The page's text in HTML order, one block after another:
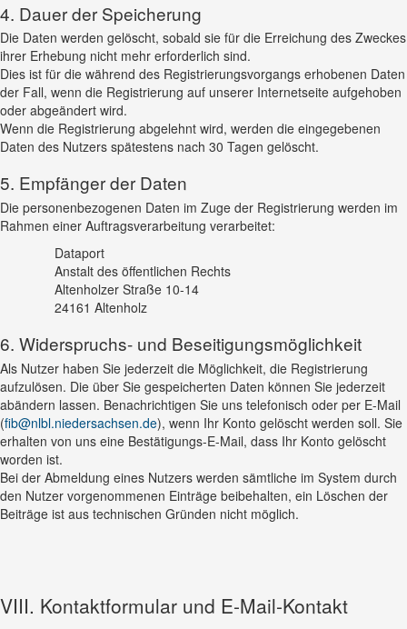
4. Dauer der Speicherung
Die Daten werden gelöscht, sobald sie für die Erreichung des Zweckes
ihrer Erhebung nicht mehr erforderlich sind.
Dies ist für die während des Registrierungsvorgangs erhobenen Daten
der Fall, wenn die Registrierung auf unserer Internetseite aufgehoben
oder abgeändert wird.
Wenn die Registrierung abgelehnt wird, werden die eingegebenen
Daten des Nutzers spätestens nach 30 Tagen gelöscht.
5. Empfänger der Daten
Die personenbezogenen Daten im Zuge der Registrierung werden im
Rahmen einer Auftragsverarbeitung verarbeitet:
Dataport
Anstalt des öffentlichen Rechts
Altenholzer Straße 10-14
24161 Altenholz
6. Widerspruchs- und Beseitigungsmöglichkeit
Als Nutzer haben Sie jederzeit die Möglichkeit, die Registrierung
aufzulösen. Die über Sie gespeicherten Daten können Sie jederzeit
abändern lassen. Benachrichtigen Sie uns telefonisch oder per E-Mail
(fib@nlbl.niedersachsen.de), wenn Ihr Konto gelöscht werden soll. Sie
erhalten von uns eine Bestätigungs-E-Mail, dass Ihr Konto gelöscht
worden ist.
Bei der Abmeldung eines Nutzers werden sämtliche im System durch
den Nutzer vorgenommenen Einträge beibehalten, ein Löschen der
Beiträge ist aus technischen Gründen nicht möglich.
VIII. Kontaktformular und E-Mail-Kontakt